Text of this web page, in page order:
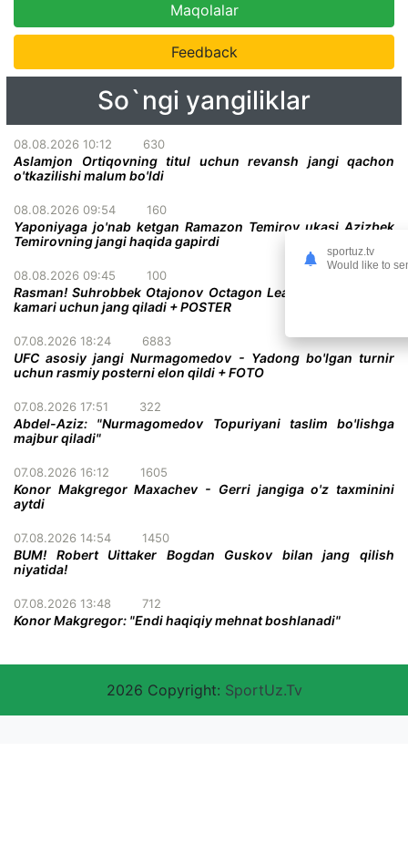
Maqolalar
Feedback
So`ngi yangiliklar
08.08.2026 10:12 630
Aslamjon Ortiqovning titul uchun revansh jangi qachon
o'tkazilishi malum bo'ldi
08.08.2026 09:54 160
Yaponiyaga jo'nab ketgan Ramazon Temirov ukasi Azizbek
Temirovning jangi haqida gapirdi
08.08.2026 09:45 100
Rasman! Suhrobbek Otajonov Octagon League chempionlik
kamari uchun jang qiladi + POSTER
07.08.2026 18:24 6883
UFC asosiy jangi Nurmagomedov - Yadong bo'lgan turnir
uchun rasmiy posterni elon qildi + FOTO
07.08.2026 17:51 322
Abdel-Aziz: "Nurmagomedov Topuriyani taslim bo'lishga
majbur qiladi"
07.08.2026 16:12 1605
Konor Makgregor Maxachev - Gerri jangiga o'z taxminini
aytdi
07.08.2026 14:54 1450
BUM! Robert Uittaker Bogdan Guskov bilan jang qilish
niyatida!
07.08.2026 13:48 712
Konor Makgregor: "Endi haqiqiy mehnat boshlanadi"
2026 Copyright: SportUz.Tv
sportuz.tv
Would like to